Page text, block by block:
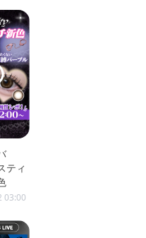
ティ
03:00